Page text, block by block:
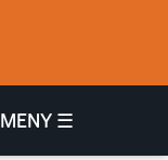
MENY ☰